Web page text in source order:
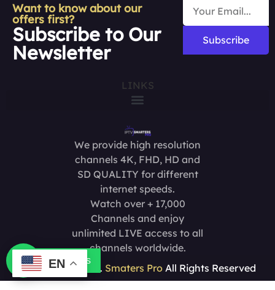
Want to know about our
offers first?
Subscribe to Our
Newsletter
Subscribe
LINKS
We provide high resolution
channels 4K, FHD, HD and
SD QUALITY for different
internet speeds.
Watch over + 17,000
Channels and enjoy
unlimited LIVE access to all
channels worldwide.
Copyright @2025. Smaters Pro All Rights Reserved
EN
Contact us